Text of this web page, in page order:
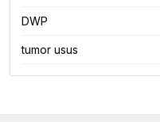
DWP
tumor usus